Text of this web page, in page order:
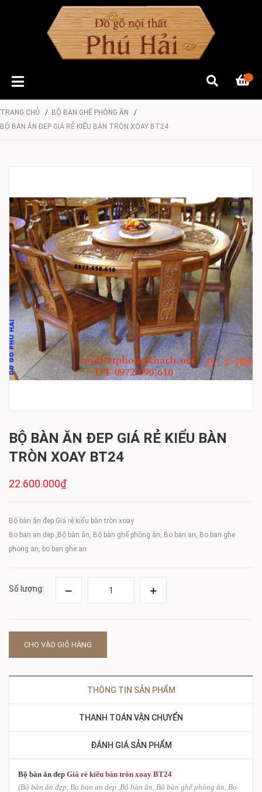
TRANG CHỦ / BỘ BÀN GHẾ PHÒNG ĂN
/
BỘ BÀN ĂN ĐEP GIÁ RẺ KIỂU BÀN TRÒN XOAY BT24
BỘ BÀN ĂN ĐEP GIÁ RẺ KIỂU BÀN
TRÒN XOAY BT24
22.600.000₫
Bộ bàn ăn đep Giá rẻ kiểu bàn tròn xoay
Bo ban an dep ,Bộ bàn ăn, Bộ bàn ghế phòng ăn, Bo ban an, Bo ban ghe
phong an, bo ban ghe an
Số lượng:
CHO VÀO GIỎ HÀNG
THÔNG TIN SẢN PHẨM
THANH TOÁN VẬN CHUYỂN
ĐÁNH GIÁ SẢN PHẨM
Bộ bàn ăn đep Giá rẻ kiểu bàn tròn xoay BT24
(Bộ bàn ăn đẹp, Bo ban an dep ,Bộ bàn ăn, Bộ bàn ghế phòng ăn, Bo